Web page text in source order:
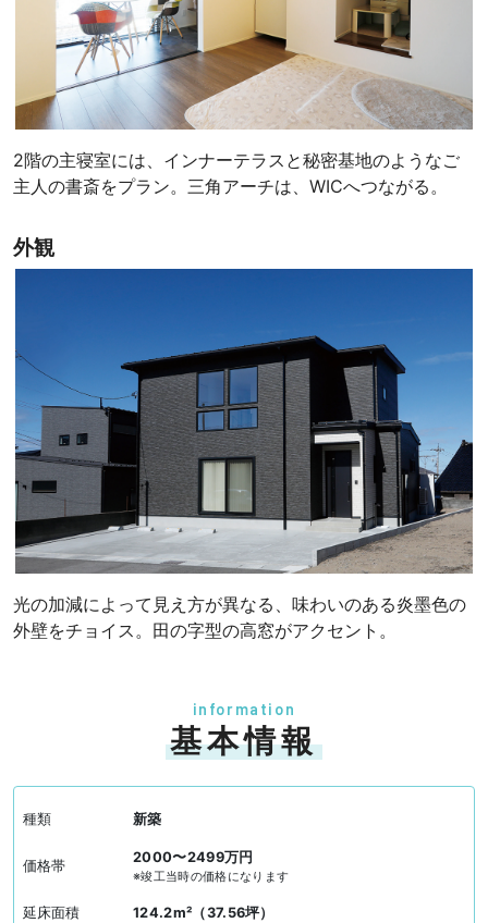
2階の主寝室には、インナーテラスと秘密基地のようなご
主人の書斎をプラン。三角アーチは、WICへつながる。
外観
光の加減によって見え方が異なる、味わいのある炎墨色の
外壁をチョイス。田の字型の高窓がアクセント。
information
基本情報
種類 新築
価格帯
2000〜2499万円
※竣工当時の価格になります
延床面積 124.2m²（37.56坪）